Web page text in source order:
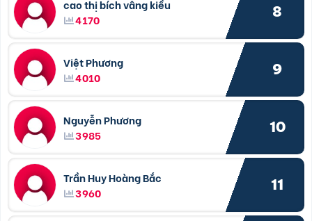
cao thị bích vâng kiều
4170
8
Việt Phương
4010
9
Nguyễn Phương
3985
10
Trần Huy Hoàng Bắc
3960
11